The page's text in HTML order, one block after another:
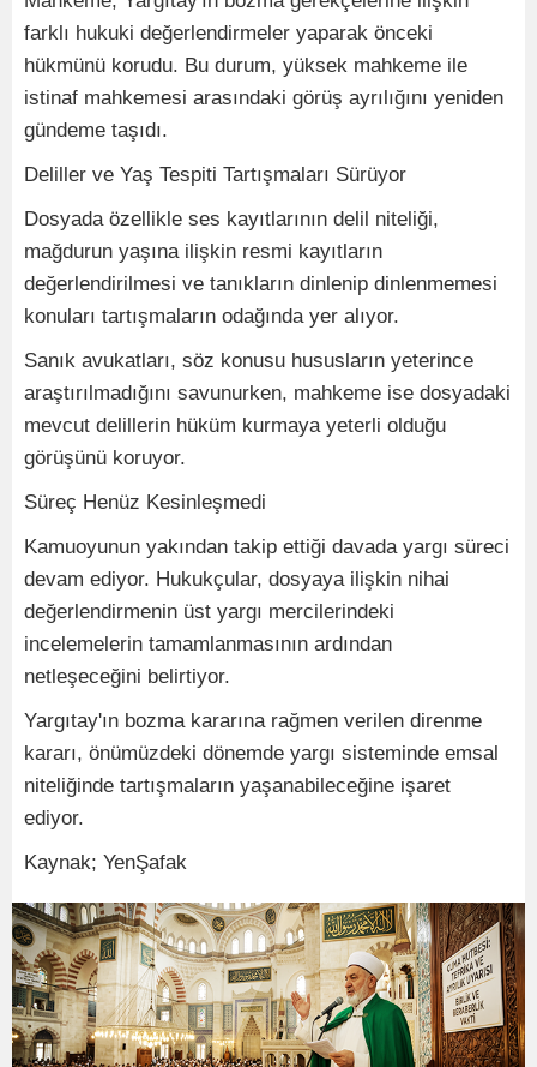
farklı hukuki değerlendirmeler yaparak önceki
hükmünü korudu. Bu durum, yüksek mahkeme ile
istinaf mahkemesi arasındaki görüş ayrılığını yeniden
gündeme taşıdı.
Deliller ve Yaş Tespiti Tartışmaları Sürüyor
Dosyada özellikle ses kayıtlarının delil niteliği,
mağdurun yaşına ilişkin resmi kayıtların
değerlendirilmesi ve tanıkların dinlenip dinlenmemesi
konuları tartışmaların odağında yer alıyor.
Sanık avukatları, söz konusu hususların yeterince
araştırılmadığını savunurken, mahkeme ise dosyadaki
mevcut delillerin hüküm kurmaya yeterli olduğu
görüşünü koruyor.
Süreç Henüz Kesinleşmedi
Kamuoyunun yakından takip ettiği davada yargı süreci
devam ediyor. Hukukçular, dosyaya ilişkin nihai
değerlendirmenin üst yargı mercilerindeki
incelemelerin tamamlanmasının ardından
netleşeceğini belirtiyor.
Yargıtay'ın bozma kararına rağmen verilen direnme
kararı, önümüzdeki dönemde yargı sisteminde emsal
niteliğinde tartışmaların yaşanabileceğine işaret
ediyor.
Kaynak; YenŞafak